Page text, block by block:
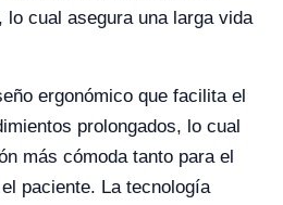
cual asegura una larga vida
ergonómico que facilita el
prolongados, lo cual
más cómoda tanto para el
paciente. La tecnología